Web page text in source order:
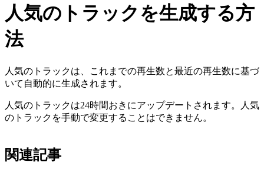
人気のトラックを生成する方
法
人気のトラックは、これまでの再生数と最近の再生数に基づ
いて自動的に生成されます。
人気のトラックは24時間おきにアップデートされます。人気
のトラックを手動で変更することはできません。
関連記事